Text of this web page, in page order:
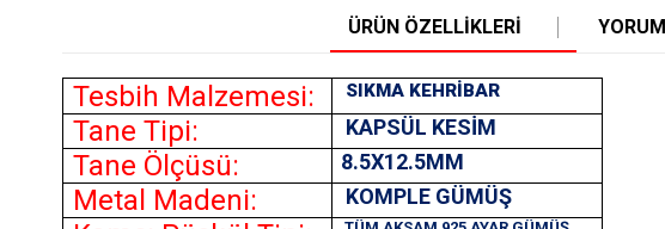
ÜRÜN ÖZELLIKLERI
Tesbih Malzemesi: SIKMA KEHRİBAR
Tane Tipi: KAPSÜL KESİM
Tane Ölçüsü: 8.5X12.5MM
Metal Madeni: KOMPLE GÜMÜŞ